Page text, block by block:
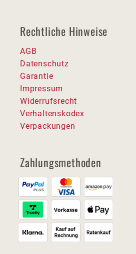
Rechtliche Hinweise
AGB
Datenschutz
Garantie
Impressum
Widerrufsrecht
Verhaltenskodex
Verpackungen
Zahlungsmethoden